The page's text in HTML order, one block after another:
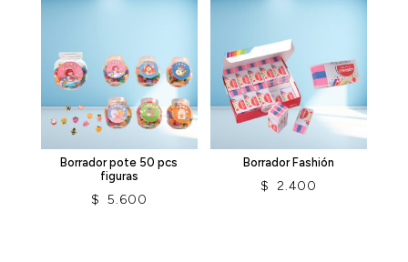
Borrador pote 50 pcs
figuras
$ 5.600
Borrador Fashión
$ 2.400